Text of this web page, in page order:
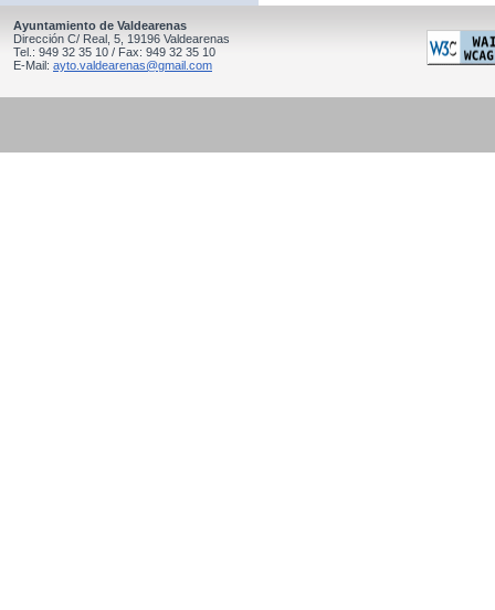
Ayuntamiento de Valdearenas
Dirección C/ Real, 5, 19196 Valdearenas
Tel.: 949 32 35 10 / Fax: 949 32 35 10
E-Mail: ayto.valdearenas@gmail.com